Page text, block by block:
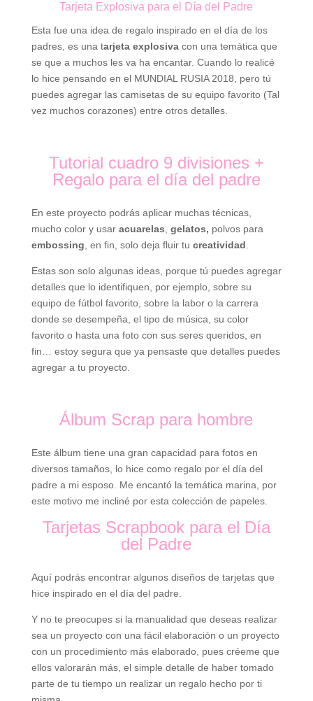
Tarjeta Explosiva para el Día del Padre
Esta fue una idea de regalo inspirado en el día de los
padres, es una tarjeta explosiva con una temática que
se que a muchos les va ha encantar. Cuando lo realicé
lo hice pensando en el MUNDIAL RUSIA 2018, pero tú
puedes agregar las camisetas de su equipo favorito (Tal
vez muchos corazones) entre otros detalles.
Tutorial cuadro 9 divisiones +
Regalo para el día del padre
En este proyecto podrás aplicar muchas técnicas,
mucho color y usar acuarelas gelatos, polvos para
embossing , en fin, solo deja fluir tu creatividad
Estas son solo algunas ideas, porque tú puedes agregar
detalles que lo identifiquen, por ejemplo, sobre su
equipo de fútbol favorito, sobre la labor o la carrera
donde se desempeña, el tipo de música, su color
favorito o hasta una foto con sus seres queridos, en
fin… estoy segura que ya pensaste que detalles puedes
agregar a tu proyecto.
Álbum Scrap para hombre
Este álbum tiene una gran capacidad para fotos en
diversos tamaños, lo hice como regalo por el día del
padre a mi esposo. Me encantó la temática marina, por
este motivo me incliné por esta colección de papeles.
Tarjetas Scrapbook para el Día
del Padre
Aquí podrás encontrar algunos diseños de tarjetas que
hice inspirado en el día del padre.
Y no te preocupes si la manualidad que deseas realizar
sea un proyecto con una fácil elaboración o un proyecto
con un procedimiento más elaborado, pues créeme que
ellos valorarán más, el simple detalle de haber tomado
parte de tu tiempo un realizar un regalo hecho por ti